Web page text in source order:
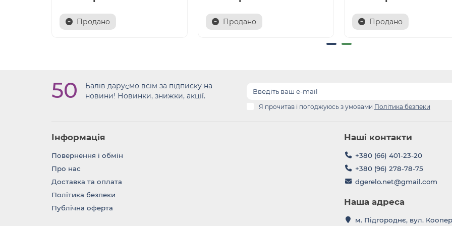
Продано Продано Продано
50
Балів даруємо всім за підписку на
новини! Новинки, знижки, акції.
Я прочитав і погоджуюсь з умовами Політика безпеки
Інформація
Повернення i обмін
Про нас
Доставка та оплата
Політика безпеки
Публічна оферта
Наші контакти
+380 (66) 401-23-20
+380 (96) 278-78-75
dgerelo.net@gmail.com
Наша адреса
м. Підгороднє, вул.